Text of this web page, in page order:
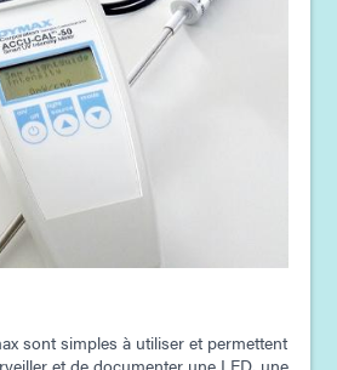
sont simples à utiliser et permettent
et de documenter une LED, une